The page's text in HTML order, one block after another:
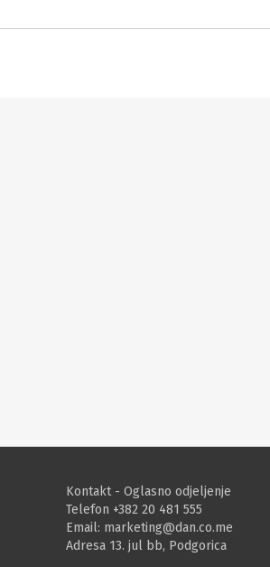
Kontakt - Oglasno odjeljenje
Telefon +382 20 481 555
Email: marketing@dan.co.me
Adresa 13. jul bb, Podgorica